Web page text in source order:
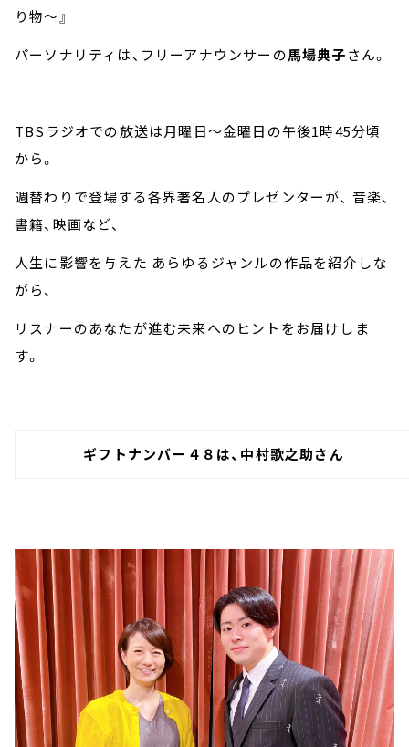
り物～』
パーソナリティは、フリーアナウンサーの馬場典子さん。
TBSラジオでの放送は月曜日～金曜日の午後1時45分頃
から。
週替わりで登場する各界著名人のプレゼンターが、 音楽、
書籍、映画など、
人生に影響を与えた あらゆるジャンルの作品を紹介しな
がら、
リスナーのあなたが進む未来へのヒントをお届けしま
す。
ギフトナンバー４８は、中村歌之助さん